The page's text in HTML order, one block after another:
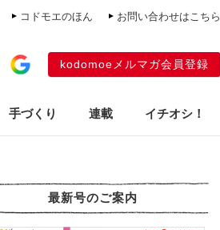
コドモエのほん お問い合わせはこちら
kodomoeメルマガ会員登録
手づくり 連載 イチオシ！
最新号のご案内